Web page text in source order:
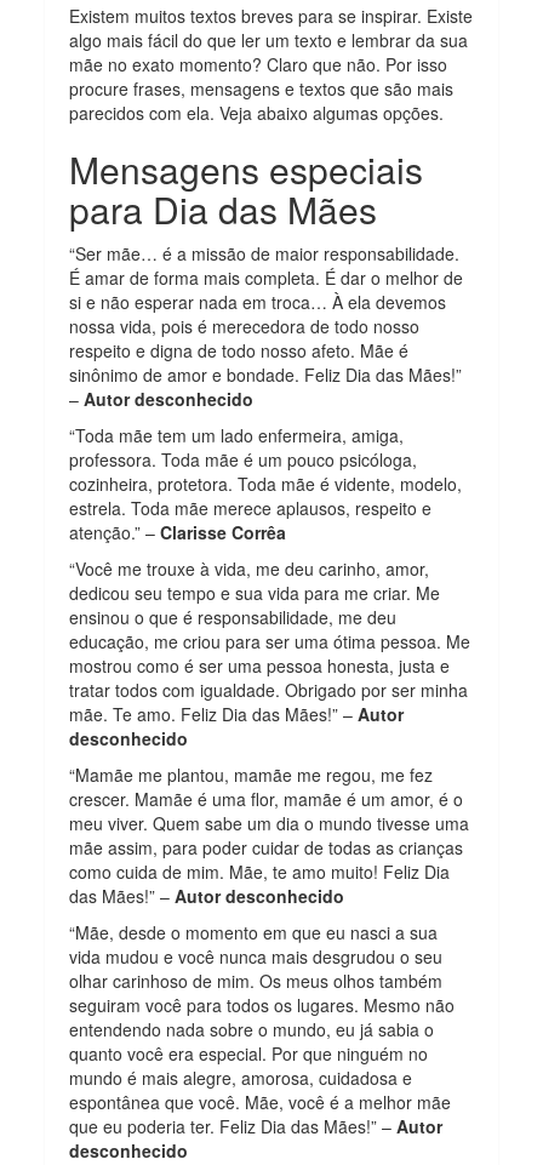
Existem muitos textos breves para se inspirar. Existe
algo mais fácil do que ler um texto e lembrar da sua
mãe no exato momento? Claro que não. Por isso
procure frases, mensagens e textos que são mais
parecidos com ela. Veja abaixo algumas opções.
Mensagens especiais
para Dia das Mães
“Ser mãe… é a missão de maior responsabilidade.
É amar de forma mais completa. É dar o melhor de
si e não esperar nada em troca… À ela devemos
nossa vida, pois é merecedora de todo nosso
respeito e digna de todo nosso afeto. Mãe é
sinônimo de amor e bondade. Feliz Dia das Mães!”
–Autor desconhecido
“Toda mãe tem um lado enfermeira, amiga,
professora. Toda mãe é um pouco psicóloga,
cozinheira, protetora. Toda mãe é vidente, modelo,
estrela. Toda mãe merece aplausos, respeito e
atenção.” –Clarisse Corrêa
“Você me trouxe à vida, me deu carinho, amor,
dedicou seu tempo e sua vida para me criar. Me
ensinou o que é responsabilidade, me deu
educação, me criou para ser uma ótima pessoa. Me
mostrou como é ser uma pessoa honesta, justa e
tratar todos com igualdade. Obrigado por ser minha
mãe. Te amo. Feliz Dia das Mães!” –Autor
desconhecido
“Mamãe me plantou, mamãe me regou, me fez
crescer. Mamãe é uma flor, mamãe é um amor, é o
meu viver. Quem sabe um dia o mundo tivesse uma
mãe assim, para poder cuidar de todas as crianças
como cuida de mim. Mãe, te amo muito! Feliz Dia
das Mães!” –Autor desconhecido
“Mãe, desde o momento em que eu nasci a sua
vida mudou e você nunca mais desgrudou o seu
olhar carinhoso de mim. Os meus olhos também
seguiram você para todos os lugares. Mesmo não
entendendo nada sobre o mundo, eu já sabia o
quanto você era especial. Por que ninguém no
mundo é mais alegre, amorosa, cuidadosa e
espontânea que você. Mãe, você é a melhor mãe
que eu poderia ter. Feliz Dia das Mães!” –Autor
desconhecido